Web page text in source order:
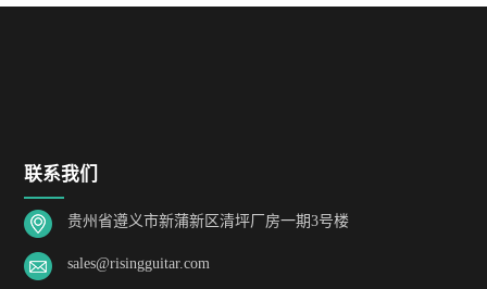
联系我们
贵州省遵义市新蒲新区清坪厂房一期3号楼
sales@risingguitar.com